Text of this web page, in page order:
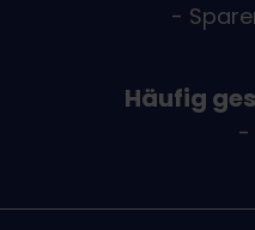
-
Häufig
-